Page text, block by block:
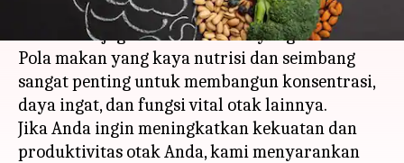
Asupan makanan kita memainkan peran kunci
dalam menjaga kesehatan otak yang baik.
Pola makan yang kaya nutrisi dan seimbang
sangat penting untuk membangun konsentrasi,
daya ingat, dan fungsi vital otak lainnya.
Jika Anda ingin meningkatkan kekuatan dan
produktivitas otak Anda, kami menyarankan